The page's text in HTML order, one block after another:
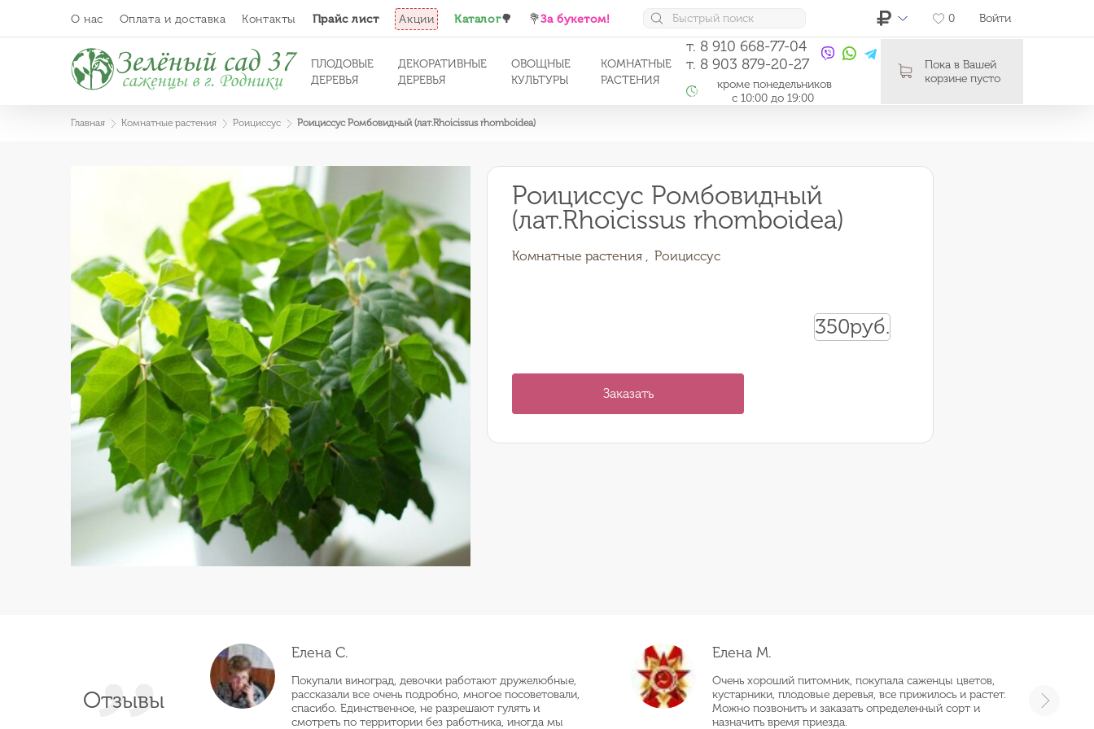
О нас Оплата и доставка Контакты Прайс лист Акции Каталог🌳 💐За букетом! 0 Войти
ПЛОДОВЫЕ
ДЕРЕВЬЯ
ДЕКОРАТИВНЫЕ
ДЕРЕВЬЯ
ОВОЩНЫЕ
КУЛЬТУРЫ
КОМНАТНЫЕ
РАСТЕНИЯ
т. 8 910 668-77-04
т. 8 903 879-20-27
кроме понедельников
с 10:00 до 19:00
Пока в Вашей
корзине пусто
Главная Комнатные растения Роициссус Роициссус Ромбовидный (лат.Rhoicissus rhomboidea)
Роициссус Ромбовидный
(лат.Rhoicissus rhomboidea)
Комнатные растения , Роициссус
350руб.
Заказать
Отзывы
Елена С.
Покупали виноград, девочки работают дружелюбные,
рассказали все очень подробно, многое посоветовали,
спасибо. Единственное, не разрешают гулять и
смотреть по территории без работника, иногда мы
Елена М.
Очень хороший питомник, покупала саженцы цветов,
кустарники, плодовые деревья, все прижилось и растет.
Можно позвонить и заказать определенный сорт и
назначить время приезда.